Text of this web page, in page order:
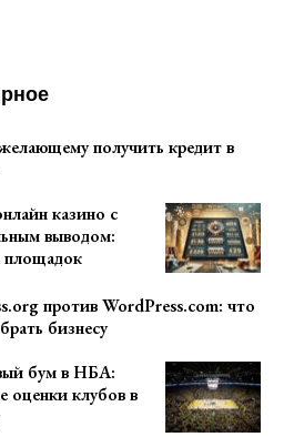
получить кредит в
казино с
выводом:
площадок
против WordPress.com: что
бизнесу
бум в НБА:
оценки клубов в